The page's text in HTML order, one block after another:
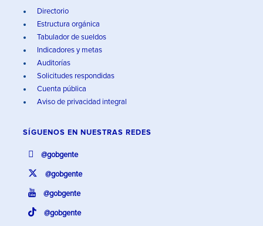
Directorio
Estructura orgánica
Tabulador de sueldos
Indicadores y metas
Auditorías
Solicitudes respondidas
Cuenta pública
Aviso de privacidad integral
SÍGUENOS EN NUESTRAS REDES
@gobgente
@gobgente
@gobgente
@gobgente